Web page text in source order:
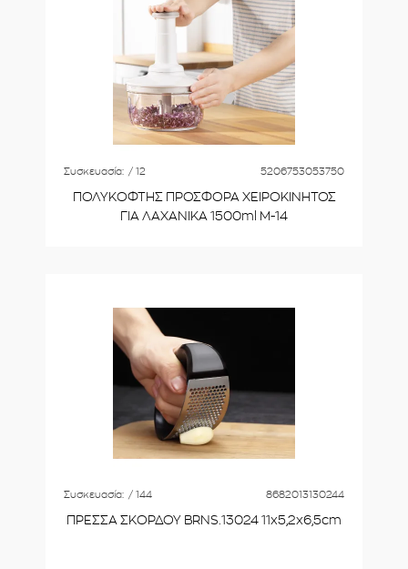
Συσκευασία: / 12 5206753053750
ΠΟΛΥΚΟΦΤΗΣ ΠΡΟΣΦΟΡΑ ΧΕΙΡΟΚΙΝΗΤΟΣ
ΓΙΑ ΛΑΧΑΝΙΚΑ 1500ml M-14
Συσκευασία: / 144 8682013130244
ΠΡΕΣΣΑ ΣΚΟΡΔΟΥ BRNS.13024 11x5,2x6,5cm